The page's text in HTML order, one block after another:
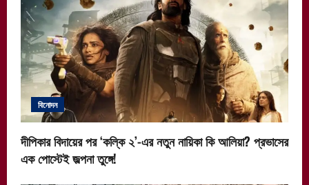
বিনোদন
দীপিকার বিদায়ের পর ‘কল্কি ২’-এর নতুন নায়িকা কি আলিয়া? প্রভাসের
এক পোস্টেই জল্পনা তুঙ্গে!